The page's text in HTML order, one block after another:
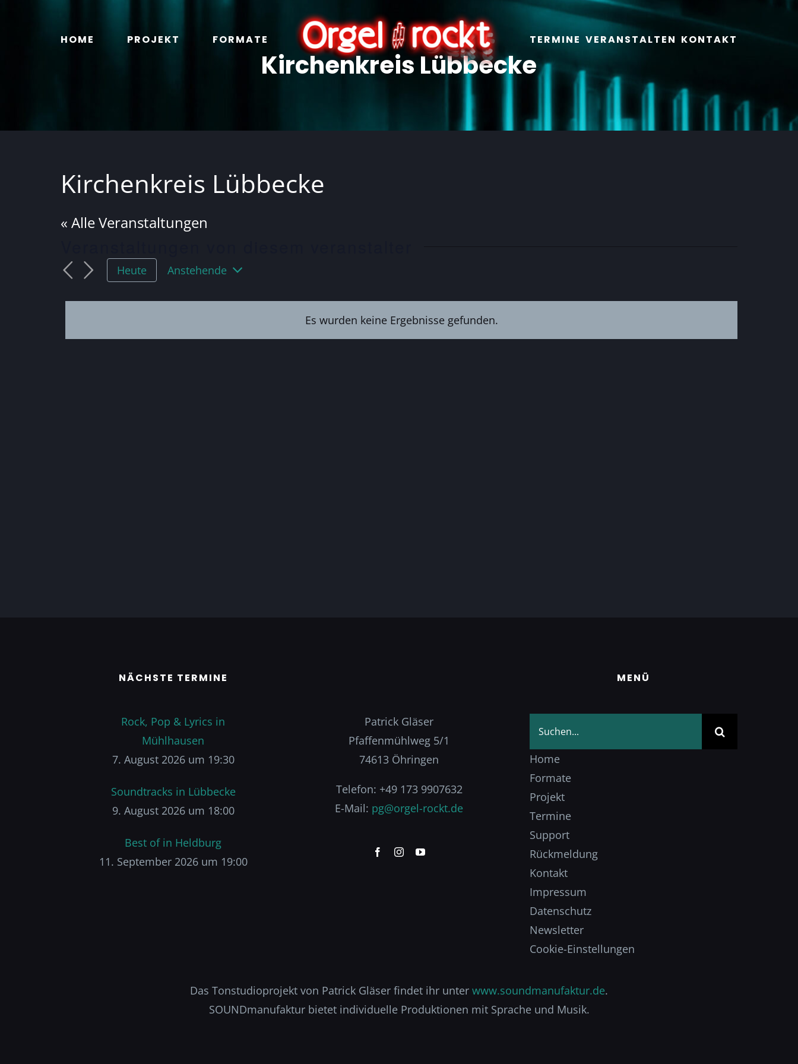
HOME PROJEKT FORMATE TERMINE VERANSTALTEN KONTAKT
Kirchenkreis Lübbecke
Kirchenkreis Lübbecke
« Alle Veranstaltungen
Hinweis
Es wurden keine Ergebnisse gefunden.
Heute Anstehende
wählen.
NÄCHSTE TERMINE
Rock, Pop & Lyrics in
Mühlhausen
7. August 2026 um 19:30
Soundtracks in Lübbecke
9. August 2026 um 18:00
Best of in Heldburg
11. September 2026 um 19:00
Patrick Gläser
Pfaffenmühlweg 5/1
74613 Öhringen
Telefon: +49 173 9907632
E-Mail: pg@orgel-rockt.de
MENÜ
Home
Formate
Projekt
Termine
Support
Rückmeldung
Kontakt
Impressum
Datenschutz
Newsletter
Cookie-Einstellungen
Das Tonstudioprojekt von Patrick Gläser findet ihr unter www.soundmanufaktur.de.
SOUNDmanufaktur bietet individuelle Produktionen mit Sprache und Musik.